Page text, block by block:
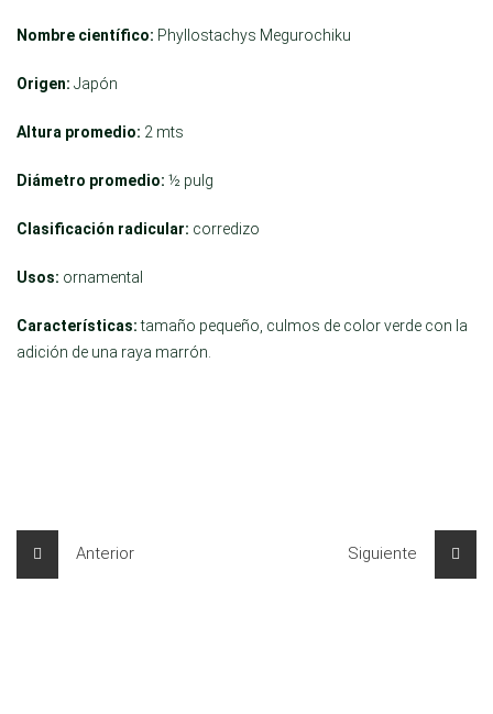
Nombre científico: Phyllostachys Megurochiku
Origen: Japón
Altura promedio: 2 mts
Diámetro promedio: ½ pulg
Clasificación radicular: corredizo
Usos: ornamental
Características:tamaño pequeño, culmos de color verde con la
adición de una raya marrón.
Anterior Siguiente